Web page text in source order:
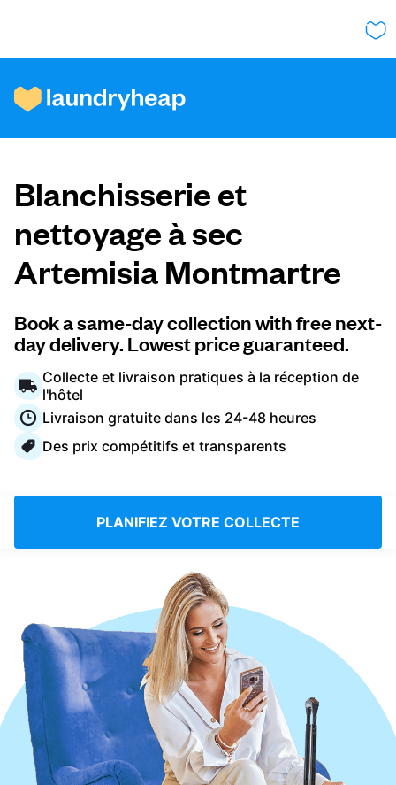
Comment ça fonctionne
Prix et services
À propos de nous
Pour les entreprises
Connectez-vous
France FR
Blanchisserie et
nettoyage à sec
Artemisia Montmartre
Book a same-day collection with free next-
day delivery. Lowest price guaranteed.
Collecte et livraison pratiques à la réception de
l'hôtel
Livraison gratuite dans les 24-48 heures
Des prix compétitifs et transparents
PLANIFIEZ VOTRE COLLECTE